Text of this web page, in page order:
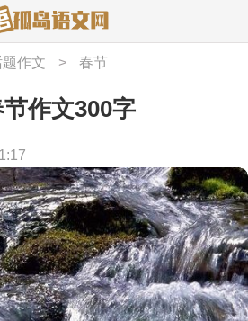
作文 > 春节
节作文300字